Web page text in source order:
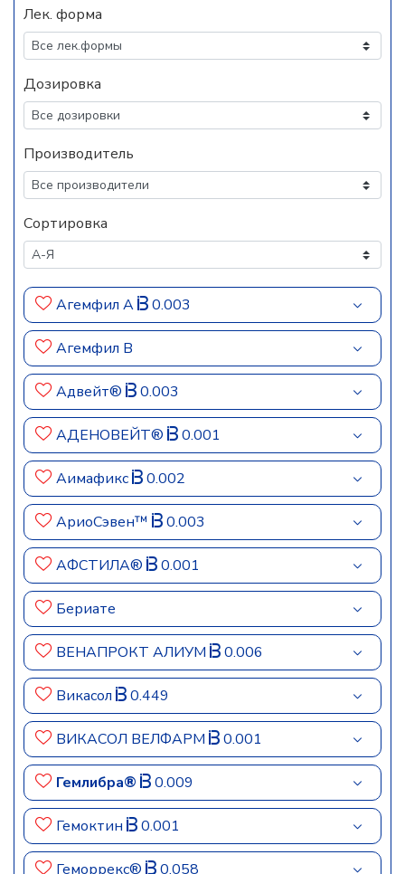
Лек. форма
Дозировка
Производитель
Сортировка
Агемфил А 0.003
Агемфил В
Адвейт® 0.003
АДЕНОВЕЙТ® 0.001
Аимафикс 0.002
АриоСэвен™ 0.003
АФСТИЛА® 0.001
Бериате
ВЕНАПРОКТ АЛИУМ 0.006
Викасол 0.449
ВИКАСОЛ ВЕЛФАРМ 0.001
Гемлибра® 0.009
Гемоктин 0.001
Геморрекс® 0.058